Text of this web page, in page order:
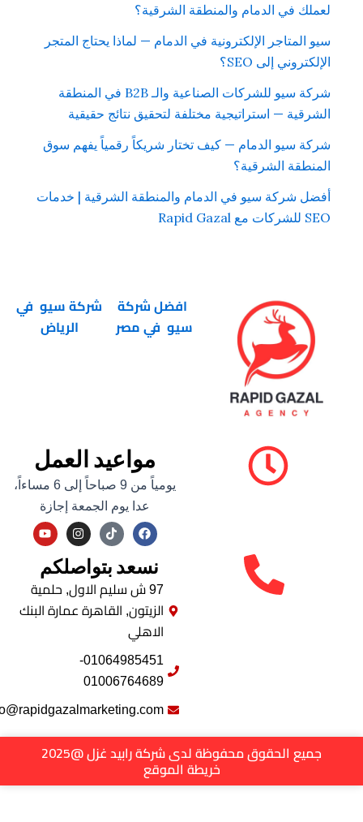
لعملك في الدمام والمنطقة الشرقية؟
سيو المتاجر الإلكترونية في الدمام — لماذا يحتاج المتجر
الإلكتروني إلى SEO؟
شركة سيو للشركات الصناعية والـ B2B في المنطقة
الشرقية — استراتيجية مختلفة لتحقيق نتائج حقيقية
شركة سيو الدمام — كيف تختار شريكاً رقمياً يفهم سوق
المنطقة الشرقية؟
أفضل شركة سيو في الدمام والمنطقة الشرقية | خدمات
SEO للشركات مع Rapid Gazal
افضل شركة
سيو في مصر
شركة سيو في
الرياض
مواعيد العمل
يومياً من 9 صباحاً إلى 6 مساءاً،
عدا يوم الجمعة إجازة
F
a
e
b
o
k
n
a
g
a
Y
o
t
u
b
نسعد بتواصلكم
97 ش سليم الاول, حلمية
الزيتون, القاهرة عمارة البنك
الاهلي
01064985451-
01006764689
info@rapidgazalmarketing.com
جميع الحقوق محفوظة لدى شركة رابيد غزل @2025
خريطة الموقع